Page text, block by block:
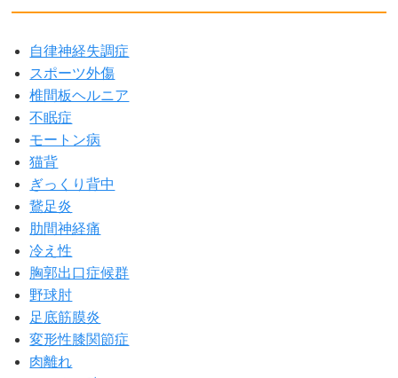
自律神経失調症
スポーツ外傷
椎間板ヘルニア
不眠症
モートン病
猫背
ぎっくり背中
鵞足炎
肋間神経痛
冷え性
胸郭出口症候群
野球肘
足底筋膜炎
変形性膝関節症
肉離れ